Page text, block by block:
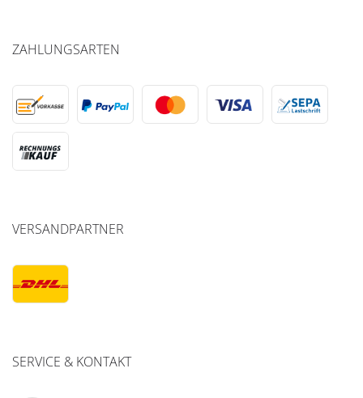
ZAHLUNGSARTEN
VERSANDPARTNER
SERVICE & KONTAKT